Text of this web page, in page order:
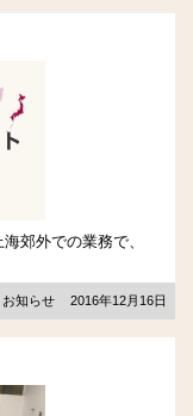
郊外での業務で、
お知らせ 2016年12月16日